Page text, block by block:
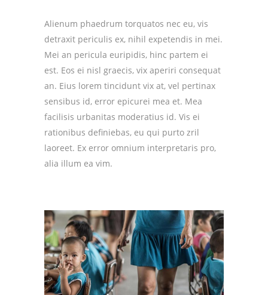
Alienum phaedrum torquatos nec eu, vis
detraxit periculis ex, nihil expetendis in mei.
Mei an pericula euripidis, hinc partem ei
est. Eos ei nisl graecis, vix aperiri consequat
an. Eius lorem tincidunt vix at, vel pertinax
sensibus id, error epicurei mea et. Mea
facilisis urbanitas moderatius id. Vis ei
rationibus definiebas, eu qui purto zril
laoreet. Ex error omnium interpretaris pro,
alia illum ea vim.